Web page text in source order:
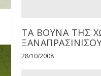
ΤΑ ΒΟΥΝΑ ΤΗΣ
28/10/2008